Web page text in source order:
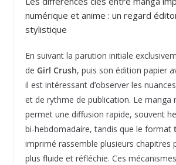
numérique et anime : un regard
stylistique
En suivant la parution initiale
de Girl Crush, puis son édition papier
il est intéressant d’observer les
et de rythme de publication. Le manga
permet une diffusion rapide, souvent
bi-hebdomadaire, tandis que le format
imprimé rassemble plusieurs chapitres
plus fluide et réfléchie. Ces